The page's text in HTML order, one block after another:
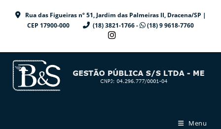
Rua das Figueiras nº 51, Jardim das Palmeiras II, Dracena/SP |
CEP 17900-000
(18) 3821-1766 - (18) 9 9618-7760
Menu